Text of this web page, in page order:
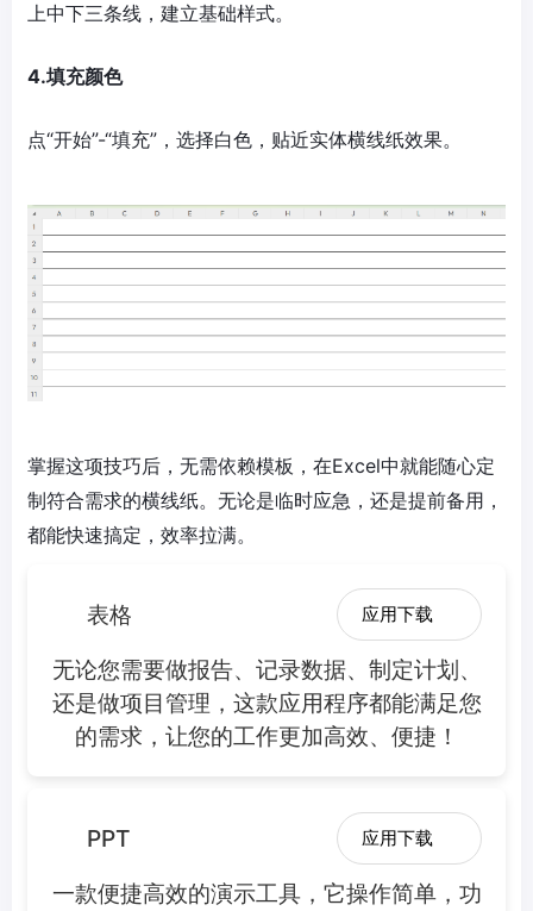
上中下三条线，建立基础样式。
4.填充颜色
点“开始”-“填充”，选择白色，贴近实体横线纸效果。
掌握这项技巧后，无需依赖模板，在Excel中就能随心定
制符合需求的横线纸。无论是临时应急，还是提前备用，
都能快速搞定，效率拉满。
表格 应用下载
无论您需要做报告、记录数据、制定计划、
还是做项目管理，这款应用程序都能满足您
的需求，让您的工作更加高效、便捷！
PPT 应用下载
一款便捷高效的演示工具，它操作简单，功